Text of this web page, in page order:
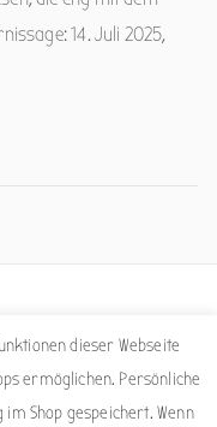
14. Juli 2025,
dieser Webseite
ermöglichen. Persönliche
Shop gespeichert. Wenn